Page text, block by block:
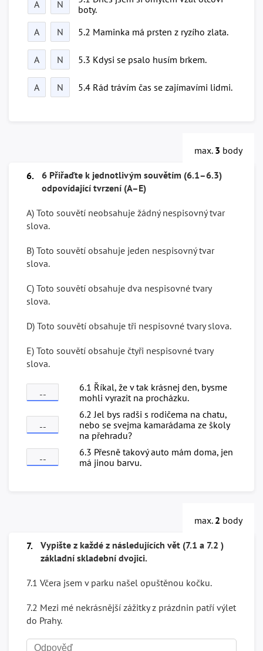
A N
boty.
A
N 5.2 Maminka má prsten z ryzího zlata.
A N 5.3 Kdysi se psalo husím brkem.
A N 5.4 Rád trávím čas se zajímavími lidmi.
max. 3 body
6.
6 Přiřaďte k jednotlivým souvětím (6.1–6.3)
odpovídající tvrzení (A–E)
A) Toto souvětí neobsahuje žádný nespisovný tvar
slova.
B) Toto souvětí obsahuje jeden nespisovný tvar
slova.
C) Toto souvětí obsahuje dva nespisovné tvary
slova.
D) Toto souvětí obsahuje tři nespisovné tvary slova.
E) Toto souvětí obsahuje čtyři nespisovné tvary
slova.
--
6.1 Říkal, že v tak krásnej den, bysme
mohli vyrazit na procházku.
--
6.2 Jel bys radši s rodičema na chatu,
nebo se svejma kamarádama ze školy
na přehradu?
--
6.3 Přesně takový auto mám doma, jen
má jinou barvu.
max. 2 body
7.
Vypište z každé z následujících vět (7.1 a 7.2 )
základní skladební dvojici.
7.1 Včera jsem v parku našel opuštěnou kočku.
7.2 Mezi mé nekrásnější zážitky z prázdnin patří výlet
do Prahy.